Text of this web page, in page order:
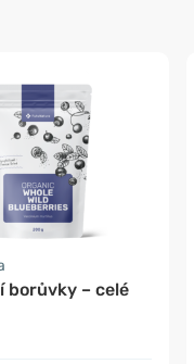
borůvky – celé